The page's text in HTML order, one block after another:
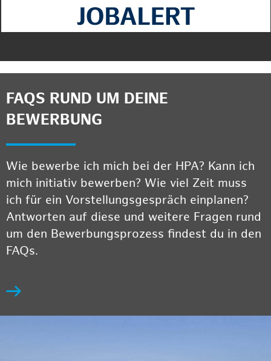
FAQS RUND UM DEINE
BEWERBUNG
Wie bewerbe ich mich bei der HPA? Kann ich
mich initiativ bewerben? Wie viel Zeit muss
ich für ein Vorstellungsgespräch einplanen?
Antworten auf diese und weitere Fragen rund
um den Bewerbungsprozess findest du in den
FAQs.